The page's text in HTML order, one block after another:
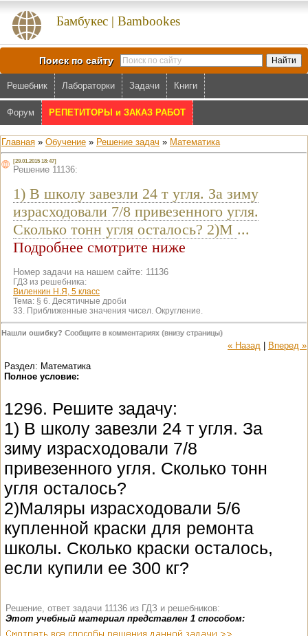
Бамбукес | Bambookes
Поиск по сайту
Решебник Лабораторки Задачи Книги
Форум РЕПЕТИТОРЫ и ЗАКАЗ РАБОТ
Главная » Обучение » Решение задач » Математика
[29.01.2015 18:47]
Решение 11136:
1) В школу завезли 24 т угля. За зиму
израсходовали 7/8 привезенного угля.
Сколько тонн угля осталось? 2)М ...
Подробнее смотрите ниже
Номер задачи на нашем сайте: 11136
ГДЗ из решебника:
Виленкин Н.Я, 5 класс
Тема: § 6. Десятичные дроби
33. Приближенные значения чисел. Округление.
Нашли ошибку? Сообщите в комментариях (внизу страницы)
« Назад
Вперед »
Раздел: Математика
Полное условие:
1296. Решите задачу:
1) В школу завезли 24 т угля. За
зиму израсходовали 7/8
привезенного угля. Сколько тонн
угля осталось?
2)Маляры израсходовали 5/6
купленной краски для ремонта
школы. Сколько краски осталось,
если купили ее 300 кг?
Решение, ответ задачи 11136 из ГДЗ и решебников:
Этот учебный материал представлен 1 способом: